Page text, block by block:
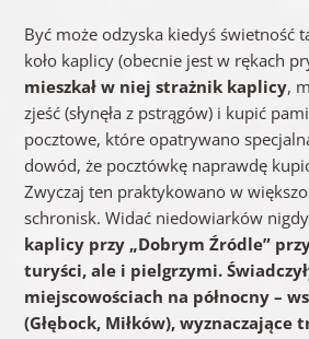
Być może odzyska kiedyś świetność
koło kaplicy (obecnie jest w rękach
mieszkał w niej strażnik kaplicy,
zjeść (słynęła z pstrągów) i kupić
pocztowe, które opatrywano
dowód, że pocztówkę naprawdę
Zwyczaj ten praktykowano w
schronisk. Widać niedowiarków
kaplicy przy „Dobrym Źródle”
turyści, ale i pielgrzymi.
miejscowościach na północny –
(Głębock, Miłków), wyznaczające